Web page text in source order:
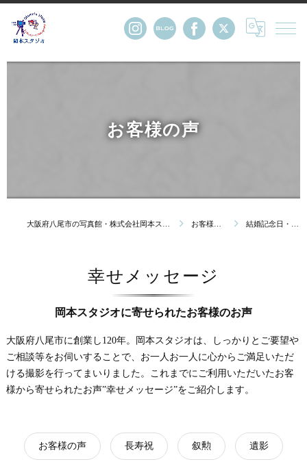
お客様の声
お客様の声 結婚記念日・金婚
幸せメッセージ
岡本スタジオに寄せられたお客様のお声
大阪府八尾市に創業し120年。岡本スタジオは、しっかりとご要望や
ご相談等をお伺いすることで、お一人お一人に心からご満足いただ
ける撮影を行ってまいりました。これまでにご利用いただいたお客
様から寄せられたお声”幸せメッセージ”をご紹介します。
お客様の声 長寿祝 叙勲 遺影